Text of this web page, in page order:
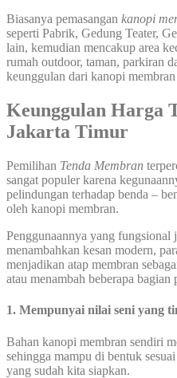
Biasanya pemasangan kanopi
seperti Pabrik, Gedung Teater,
lain, kemudian mencakup area
rumah outdoor, taman, parkiran
keunggulan dari kanopi
Keunggulan Harga
Jakarta Timur
Pemilihan Tenda Membran
sangat populer karena
pelindungan terhadap benda –
oleh kanopi membran.
Penggunaannya yang fungsional
menambahkan kesan modern,
menjadikan atap membran
atau menambah beberapa bagian
1. Mempunyai nilai seni yang
Bahan kanopi membran sendiri
sehingga mampu di bentuk
yang sudah kita siapkan.